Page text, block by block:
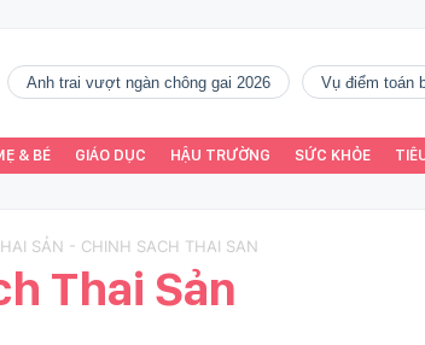
Anh trai vượt ngàn chông gai 2026 vụ điểm
& BÉ GIÁO DỤC HẬU TRƯỜNG SỨC KHỎE
SẢN - CHINH SACH THAI SAN
Thai Sản